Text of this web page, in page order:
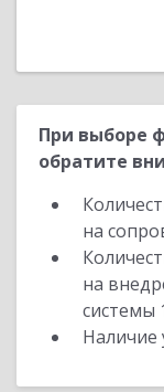
При выборе
обратите
на
на
системы
Наличие